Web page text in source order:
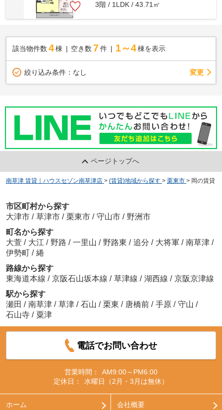
3階 / 1LDK / 43.71㎡
該当物件数 4棟 空き数 7 件 1～4 棟を表示
絞り込み条件： なし 変更
ページトップへ
南草津 賃貸｜ハウスセゾン南草津店 > (賃貸)地域から探す > 栗東市 > 岡の賃貸
市区町村から探す
大津市 / 草津市 / 栗東市 / 守山市 / 野洲市
町名から探す
大萱 / 大江 / 野路 / 一里山 / 野路東 / 追分 / 大将軍 / 南草津 /
伊勢町 / 綣
路線から探す
東海道本線 / 京阪石山坂本線 / 草津線 / 湖西線 / 京阪京津線
駅から探す
瀬田 / 南草津 / 草津 / 石山 / 栗東 / 唐橋前 / 手原 / 守山 /
石山寺 / 粟津
電話でお問い合わせ
営業時間：
AM9:00～PM6:00
定休日：
水曜日（2月・3月は無休）
ホーム 会社概要